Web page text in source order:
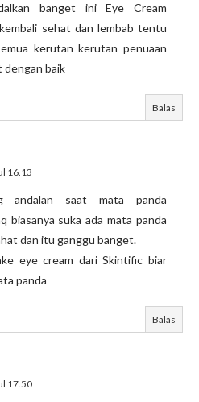
banget ini Eye Cream
sehat dan lembab tentu
kerutan kerutan penuaan
dengan baik
Balas
16.13
andalan saat mata panda
biasanya suka ada mata panda
dan itu ganggu banget.
eye cream dari Skintific biar
panda
Balas
17.50